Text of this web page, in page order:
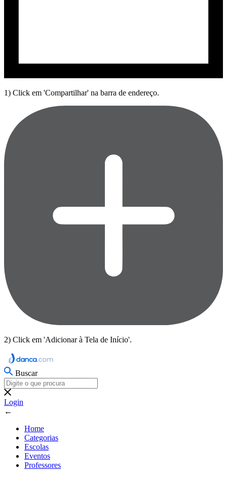
1) Click em 'Compartilhar' na barra de endereço.
2) Click em 'Adicionar à Tela de Início'.
Buscar
Login
←
Home
Categorias
Escolas
Eventos
Professores